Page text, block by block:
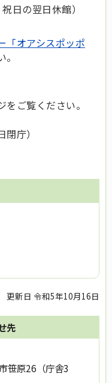
日の翌日休館）
「オアシスポッポ
をご覧ください。
庁）
更新日 令和5年10月16日
先
笹原26（庁舎3